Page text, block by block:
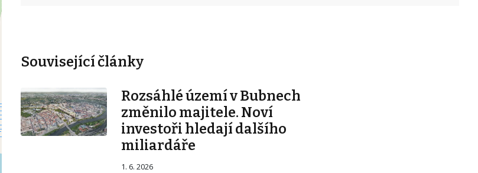
Související články
Rozsáhlé území v Bubnech
změnilo majitele. Noví
investoři hledají dalšího
miliardáře
1. 6. 2026